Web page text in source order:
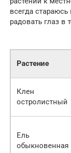
всегда
радовать глаз в
Растение
Клен
остролистный
Ель
обыкновенная